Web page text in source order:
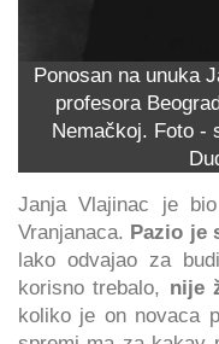
Ponosan na unuka
profesora
Nemačkoj. Foto -
Janja Vlajinac je
Vranjanaca. Pazio je
lako odvajao za
korisno trebalo, nije
koliko je on novaca